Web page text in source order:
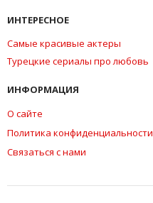
ИНТЕРЕСНОЕ
Самые красивые актеры
Турецкие сериалы про любовь
ИНФОРМАЦИЯ
О сайте
Политика конфиденциальности
Связаться с нами